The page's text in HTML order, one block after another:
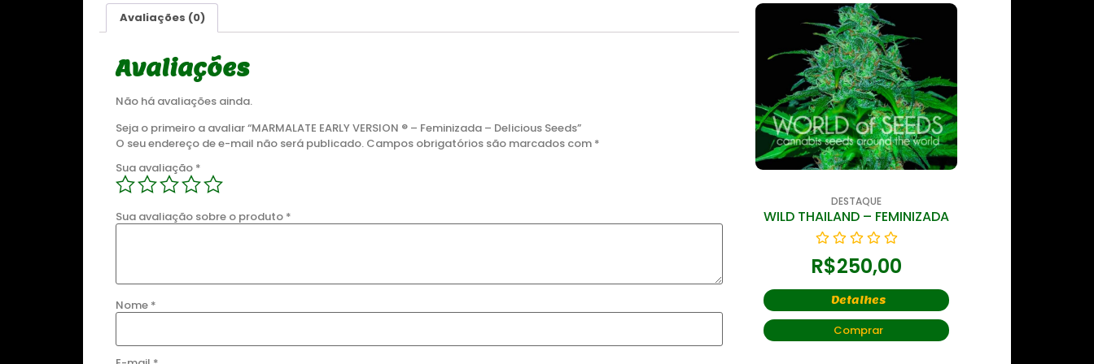
Avaliações (0)
Avaliações
Não há avaliações ainda.
Seja o primeiro a avaliar “MARMALATE EARLY VERSION ® – Feminizada – Delicious Seeds”
O seu endereço de e-mail não será publicado. Campos obrigatórios são marcados com *
Sua avaliação *
Sua avaliação sobre o produto *
Nome *
Sale 8%
ZOMBIE KUSH FEMINIZADA
DESTAQUE
WILD THAILAND – FEMINIZADA
R$250,00
Detalhes
Comprar